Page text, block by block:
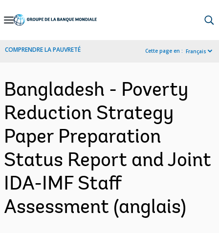
Skip
Navigation
COMPRENDRE LA PAUVRETÉ Cette page en : Français
Bangladesh - Poverty
Reduction Strategy
Paper Preparation
Status Report and Joint
IDA-IMF Staff
Assessment (anglais)